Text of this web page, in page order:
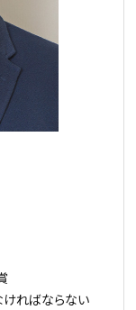
ければならない